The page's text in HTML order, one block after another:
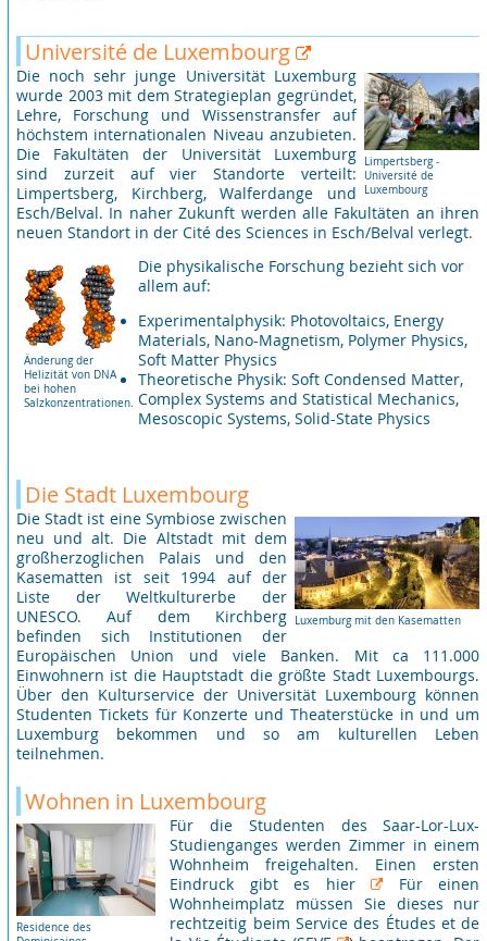
Université de Luxembourg
Limpertsberg -
Université de
Luxembourg
Die noch sehr junge Universität Luxemburg
wurde 2003 mit dem Strategieplan gegründet,
Lehre, Forschung und Wissenstransfer auf
höchstem internationalen Niveau anzubieten.
Die Fakultäten der Universität Luxemburg
sind zurzeit auf vier Standorte verteilt:
Limpertsberg, Kirchberg, Walferdange und
Esch/Belval. In naher Zukunft werden alle Fakultäten an ihren
neuen Standort in der Cité des Sciences in Esch/Belval verlegt.
Änderung der
Helizität von DNA
bei hohen
Salzkonzentrationen.
Die physikalische Forschung bezieht sich vor
allem auf:
Experimentalphysik: Photovoltaics, Energy
Materials, Nano-Magnetism, Polymer Physics,
Soft Matter Physics
Theoretische Physik: Soft Condensed Matter,
Complex Systems and Statistical Mechanics,
Mesoscopic Systems, Solid-State Physics
Die Stadt Luxembourg
Luxemburg mit den Kasematten
Die Stadt ist eine Symbiose zwischen
neu und alt. Die Altstadt mit dem
großherzoglichen Palais und den
Kasematten ist seit 1994 auf der
Liste der Weltkulturerbe der
UNESCO. Auf dem Kirchberg
befinden sich Institutionen der
Europäischen Union und viele Banken. Mit ca 111.000
Einwohnern ist die Hauptstadt die größte Stadt Luxembourgs.
Über den Kulturservice der Universität Luxembourg können
Studenten Tickets für Konzerte und Theaterstücke in und um
Luxemburg bekommen und so am kulturellen Leben
teilnehmen.
Wohnen in Luxembourg
Residence des
Für die Studenten des Saar-Lor-Lux-
Studienganges werden Zimmer in einem
Wohnheim freigehalten. Einen ersten
Eindruck gibt es hier
Für einen
Wohnheimplatz müssen Sie dieses nur
rechtzeitig beim Service des Études et de